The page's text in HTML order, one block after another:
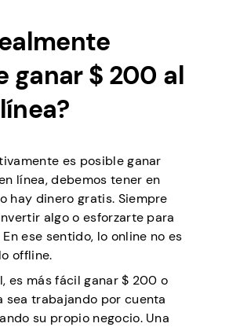
ganar $ 200 al
es posible ganar
línea, debemos tener en
hay dinero gratis. Siempre
algo o esforzarte para
ese sentido, lo online no es
offline.
es más fácil ganar $ 200 o
sea trabajando por cuenta
su propio negocio. Una